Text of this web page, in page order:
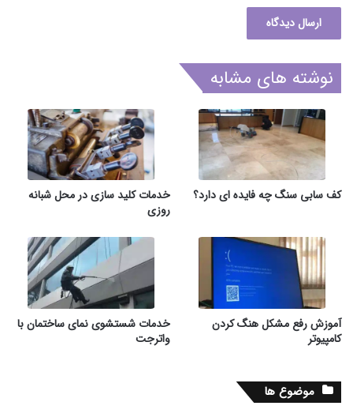
نوشته های مشابه
کف سابی سنگ چه فایده ای دارد؟
خدمات کلید سازی در محل شبانه
روزی
آموزش رفع مشکل هنگ کردن
کامپیوتر
خدمات شستشوی نمای ساختمان با
واترجت
موضوع ها